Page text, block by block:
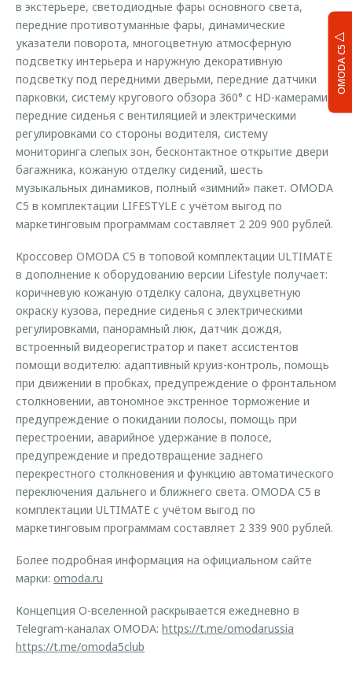
OMODA C5
в экстерьере, светодиодные фары основного света,
передние противотуманные фары, динамические
указатели поворота, многоцветную атмосферную
подсветку интерьера и наружную декоративную
подсветку под передними дверьми, передние датчики
парковки, систему кругового обзора 360° с HD-камерами,
передние сиденья с вентиляцией и электрическими
регулировками со стороны водителя, систему
мониторинга слепых зон, бесконтактное открытие двери
багажника, кожаную отделку сидений, шесть
музыкальных динамиков, полный «зимний» пакет. OMODA
C5 в комплектации LIFESTYLE с учётом выгод по
маркетинговым программам составляет 2 209 900 рублей.
Кроссовер OMODA C5 в топовой комплектации ULTIMATE
в дополнение к оборудованию версии Lifestyle получает:
коричневую кожаную отделку салона, двухцветную
окраску кузова, передние сиденья c электрическими
регулировками, панорамный люк, датчик дождя,
встроенный видеорегистратор и пакет ассистентов
помощи водителю: адаптивный круиз-контроль, помощь
при движении в пробках, предупреждение о фронтальном
столкновении, автономное экстренное торможение и
предупреждение о покидании полосы, помощь при
перестроении, аварийное удержание в полосе,
предупреждение и предотвращение заднего
перекрестного столкновения и функцию автоматического
переключения дальнего и ближнего света. OMODA C5 в
комплектации ULTIMATE с учётом выгод по
маркетинговым программам составляет 2 339 900 рублей.
Более подробная информация на официальном сайте
марки: omoda.ru
Концепция O-вселенной раскрывается ежедневно в
Telegram-каналах OMODA: https://t.me/omodarussia
https://t.me/omoda5club